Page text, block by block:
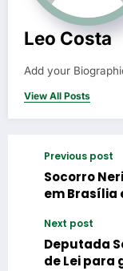
Leo Costa
Add your
View All Posts
Previous post
Socorro
em Brasília
Next post
Deputada
de Lei para